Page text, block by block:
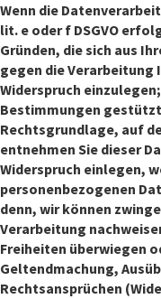
Wenn die
lit. e oder f DSGVO
Gründen, die sich aus
gegen die Verarbeitung
Widerspruch
Bestimmungen
Rechtsgrundlage, auf
entnehmen Sie dieser
Widerspruch einlegen,
personenbezogenen
denn, wir können
Verarbeitung
Freiheiten überwiegen
Geltendmachung,
Rechtsansprüchen